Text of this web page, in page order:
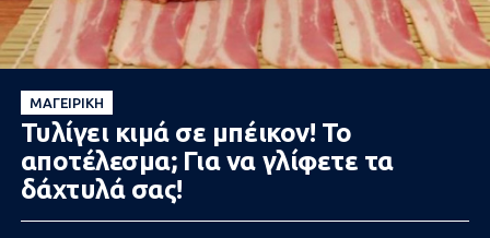
ΜΑΓΕΙΡΙΚΉ
Τυλίγει κιμά σε μπέικον! Το
αποτέλεσμα; Για να γλίφετε τα
δάχτυλά σας!